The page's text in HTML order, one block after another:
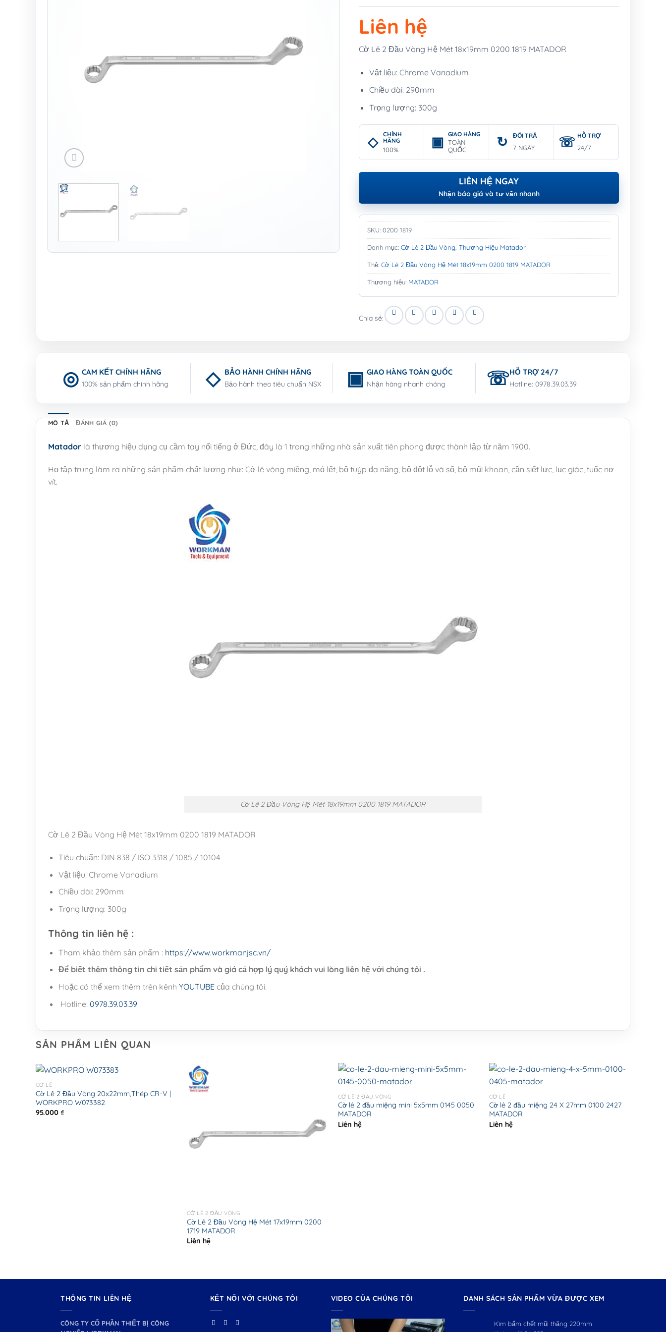
Liên hệ
Cờ Lê 2 Đầu Vòng Hệ Mét 18x19mm 0200 1819 MATADOR
Vật liệu: Chrome Vanadium
Chiều dài: 290mm
Trọng lượng: 300g
CHÍNH
HÃNG
100%
GIAO HÀNG
TOÀN
QUỐC
ĐỔI TRẢ
7 NGÀY
HỖ TRỢ
24/7
LIÊN HỆ NGAY
Nhận báo giá và tư vấn nhanh
SKU:0200 1819
Danh mục:Cờ Lê 2 Đầu Vòng ,Thương Hiệu Matador
Thẻ:Cờ Lê 2 Đầu Vòng Hệ Mét 18x19mm 0200 1819 MATADOR
Thương hiệu: MATADOR
Chia sẻ:
CAM KẾT CHÍNH HÃNG
100% sản phẩm chính hãng
BẢO HÀNH CHÍNH HÃNG
Bảo hành theo tiêu chuẩn NSX
GIAO HÀNG TOÀN QUỐC
Nhận hàng nhanh chóng
HỖ TRỢ 24/7
Hotline: 0978.39.03.39
MÔ TẢ ĐÁNH GIÁ (0)
Matador là thương hiệu dụng cụ cầm tay nổi tiếng ở Đức, đây là 1 trong những nhà sản xuất tiên phong được thành lập từ năm 1900.
Họ tập trung làm ra những sản phẩm chất lượng như: Cờ lê vòng miệng, mỏ lết, bộ tuýp đa năng, bộ đột lỗ và số, bộ mũi khoan, cần siết lực, lục giác, tuốc nơ
vít.
Cờ Lê 2 Đầu Vòng Hệ Mét 18x19mm 0200 1819 MATADOR
Cờ Lê 2 Đầu Vòng Hệ Mét 18x19mm 0200 1819 MATADOR
Tiêu chuẩn: DIN 838 / ISO 3318 / 1085 / 10104
Vật liệu: Chrome Vanadium
Chiều dài: 290mm
Trọng lượng: 300g
Thông tin liên hệ :
Tham khảo thêm sản phẩm : https://www.workmanjsc.vn/
Để biết thêm thông tin chi tiết sản phẩm và giá cả hợp lý quý khách vui lòng liên hệ với chúng tôi .
Hoặc có thể xem thêm trên kênh YOUTUBEcủa chúng tôi.
Hotline: 0978.39.03.39
SẢN PHẨM LIÊN QUAN
CỜ LÊ
Cờ Lê 2 Đầu Vòng 20x22mm,Thép CR-V |
WORKPRO W073382
95.000 ₫
CỜ LÊ 2 ĐẦU VÒNG
Cờ Lê 2 Đầu Vòng Hệ Mét 17x19mm 0200
1719 MATADOR
Liên hệ
CỜ LÊ 2 ĐẦU VÒNG
Cờ lê 2 đầu miệng mini 5x5mm 0145 0050
MATADOR
Liên hệ
CỜ LÊ
Cờ lê 2 đầu miệng 24 X 27mm 0100 2427
MATADOR
Liên hệ
THÔNG TIN LIÊN HỆ
CÔNG TY CỔ PHẦN THIẾT BỊ CÔNG
KẾT NỐI VỚI CHÚNG TÔI VIDEO CỦA CHÚNG TÔI DANH SÁCH SẢN PHẨM VỪA ĐƯỢC XEM
Kìm bấm chết mũi thăng 220mm